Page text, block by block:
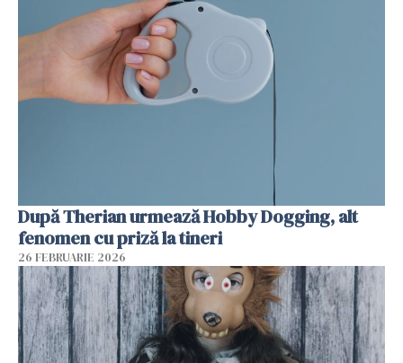
După Therian urmează Hobby Dogging, alt
fenomen cu priză la tineri
26 FEBRUARIE 2026